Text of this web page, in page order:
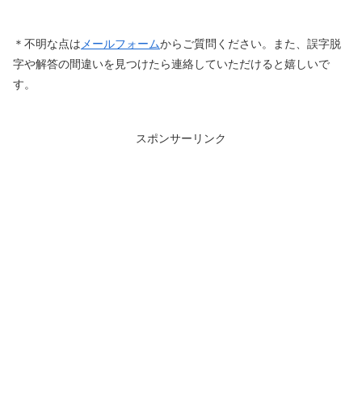
＊不明な点は メールフォームからご質問ください。また、誤字脱
字や解答の間違いを見つけたら連絡していただけると嬉しいで
す。
スポンサーリンク